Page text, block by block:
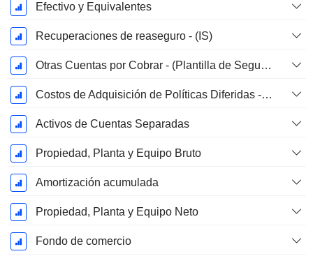
Efectivo y Equivalentes
Recuperaciones de reaseguro - (IS)
Otras Cuentas por Cobrar - (Plantilla de Seguros)
Costos de Adquisición de Políticas Diferidas - (BG)
Activos de Cuentas Separadas
Propiedad, Planta y Equipo Bruto
Amortización acumulada
Propiedad, Planta y Equipo Neto
Fondo de comercio